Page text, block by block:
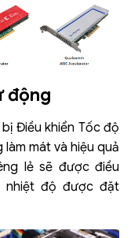
động
Điều khiển Tốc độ
mát và hiệu quả
lẻ sẽ được điều
nhiệt độ được đặt